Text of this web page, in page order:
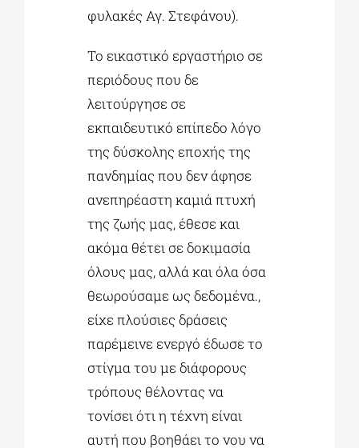
φυλακές Αγ. Στεφάνου).
Το εικαστικό εργαστήριο σε
περιόδους που δε
λειτούργησε σε
εκπαιδευτικό επίπεδο λόγο
της δύσκολης εποχής της
πανδημίας που δεν άφησε
ανεπηρέαστη καμιά πτυχή
της ζωής μας, έθεσε και
ακόμα θέτει σε δοκιμασία
όλους μας, αλλά και όλα όσα
θεωρούσαμε ως δεδομένα.,
είχε πλούσιες δράσεις
παρέμεινε ενεργό έδωσε το
στίγμα του με διάφορους
τρόπους θέλοντας να
τονίσει ότι η τέχνη είναι
αυτή που βοηθάει το νου να